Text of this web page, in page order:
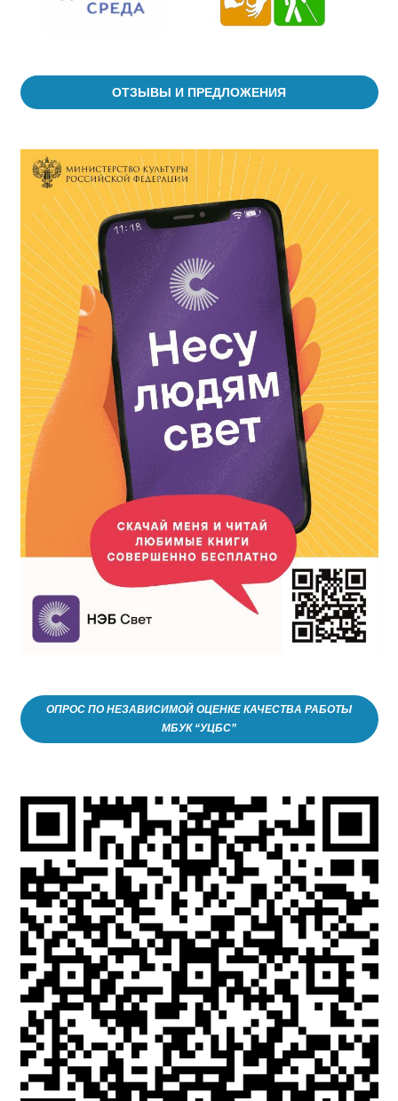
ОТЗЫВЫ И ПРЕДЛОЖЕНИЯ
ОПРОС ПО НЕЗАВИСИМОЙ ОЦЕНКЕ КАЧЕСТВА РАБОТЫ
МБУК “УЦБС”